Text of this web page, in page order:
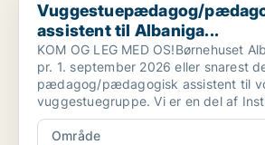
Vuggestuepædagog/
assistent til Albaniga...
KOM OG LEG MED OS!Børnehuset
pr. 1. september 2026 eller snarest
pædagog/pædagogisk assistent til
vuggestuegruppe. Vi er en del af
Område